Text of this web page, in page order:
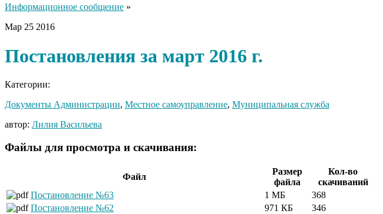
Информационное сообщение »
Мар 25 2016
Постановления за март 2016 г.
Категории:
Документы Администрации, Местное самоуправление, Муниципальная служба
автор: Лилия Васильева
Файлы для просмотра и скачивания:
Файл
Размер
файла
Кол-во
скачиваний
Постановление №63
1 МБ
368
Постановление №62
971 КБ
346